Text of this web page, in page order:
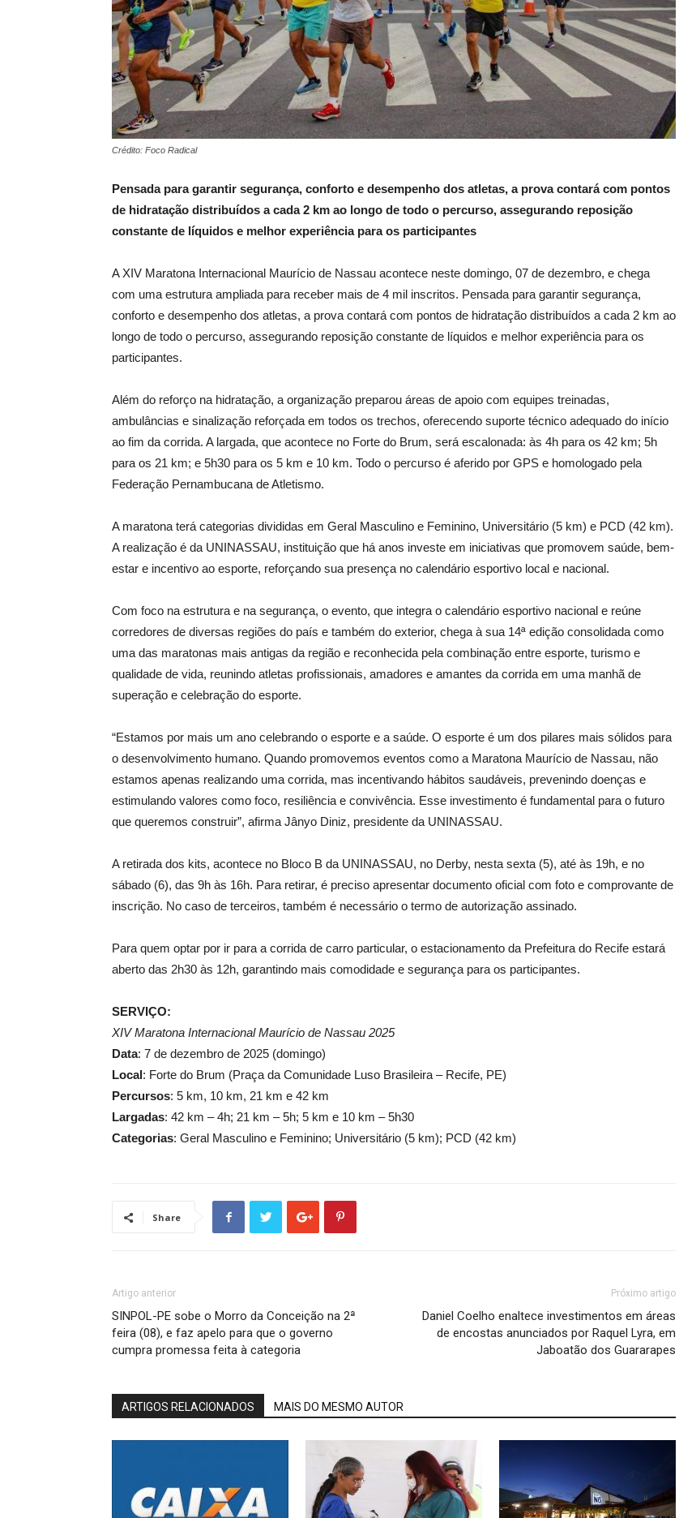
Crédito: Foco Radical
Pensada para garantir segurança, conforto e desempenho dos atletas, a prova contará com pontos
de hidratação distribuídos a cada 2 km ao longo de todo o percurso, assegurando reposição
constante de líquidos e melhor experiência para os participantes
A XIV Maratona Internacional Maurício de Nassau acontece neste domingo, 07 de dezembro, e chega
com uma estrutura ampliada para receber mais de 4 mil inscritos. Pensada para garantir segurança,
conforto e desempenho dos atletas, a prova contará com pontos de hidratação distribuídos a cada 2 km ao
longo de todo o percurso, assegurando reposição constante de líquidos e melhor experiência para os
participantes.
Além do reforço na hidratação, a organização preparou áreas de apoio com equipes treinadas,
ambulâncias e sinalização reforçada em todos os trechos, oferecendo suporte técnico adequado do início
ao fim da corrida. A largada, que acontece no Forte do Brum, será escalonada: às 4h para os 42 km; 5h
para os 21 km; e 5h30 para os 5 km e 10 km. Todo o percurso é aferido por GPS e homologado pela
Federação Pernambucana de Atletismo.
A maratona terá categorias divididas em Geral Masculino e Feminino, Universitário (5 km) e PCD (42 km).
A realização é da UNINASSAU, instituição que há anos investe em iniciativas que promovem saúde, bem-
estar e incentivo ao esporte, reforçando sua presença no calendário esportivo local e nacional.
Com foco na estrutura e na segurança, o evento, que integra o calendário esportivo nacional e reúne
corredores de diversas regiões do país e também do exterior, chega à sua 14ª edição consolidada como
uma das maratonas mais antigas da região e reconhecida pela combinação entre esporte, turismo e
qualidade de vida, reunindo atletas profissionais, amadores e amantes da corrida em uma manhã de
superação e celebração do esporte.
“Estamos por mais um ano celebrando o esporte e a saúde. O esporte é um dos pilares mais sólidos para
o desenvolvimento humano. Quando promovemos eventos como a Maratona Maurício de Nassau, não
estamos apenas realizando uma corrida, mas incentivando hábitos saudáveis, prevenindo doenças e
estimulando valores como foco, resiliência e convivência. Esse investimento é fundamental para o futuro
que queremos construir”, afirma Jânyo Diniz, presidente da UNINASSAU.
A retirada dos kits, acontece no Bloco B da UNINASSAU, no Derby, nesta sexta (5), até às 19h, e no
sábado (6), das 9h às 16h. Para retirar, é preciso apresentar documento oficial com foto e comprovante de
inscrição. No caso de terceiros, também é necessário o termo de autorização assinado.
Para quem optar por ir para a corrida de carro particular, o estacionamento da Prefeitura do Recife estará
aberto das 2h30 às 12h, garantindo mais comodidade e segurança para os participantes.
SERVIÇO:
XIV Maratona Internacional Maurício de Nassau 2025
Data: 7 de dezembro de 2025 (domingo)
Local: Forte do Brum (Praça da Comunidade Luso Brasileira – Recife, PE)
Percursos: 5 km, 10 km, 21 km e 42 km
Largadas: 42 km – 4h; 21 km – 5h; 5 km e 10 km – 5h30
Categorias: Geral Masculino e Feminino; Universitário (5 km); PCD (42 km)
Share
Artigo anterior
SINPOL-PE sobe o Morro da Conceição na 2ª
feira (08), e faz apelo para que o governo
cumpra promessa feita à categoria
Próximo artigo
Daniel Coelho enaltece investimentos em áreas
de encostas anunciados por Raquel Lyra, em
Jaboatão dos Guararapes
ARTIGOS RELACIONADOS MAIS DO MESMO AUTOR